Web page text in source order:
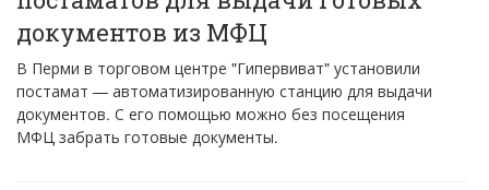
документов из МФЦ
В Перми в торговом центре "Гипервиват" установили
постамат — автоматизированную станцию для выдачи
документов. С его помощью можно без посещения
МФЦ забрать готовые документы.